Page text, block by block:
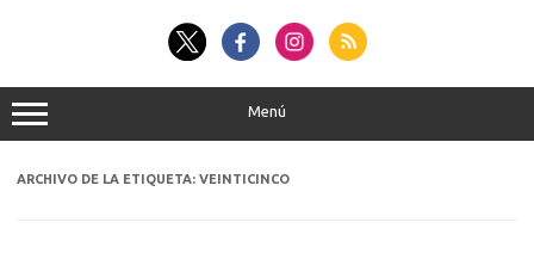
Menú
ARCHIVO DE LA ETIQUETA: VEINTICINCO